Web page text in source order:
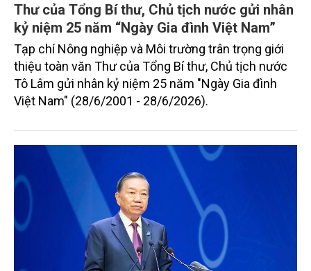
Thư của Tổng Bí thư, Chủ tịch nước gửi nhân
kỷ niệm 25 năm “Ngày Gia đình Việt Nam”
Tạp chí Nông nghiệp và Môi trường trân trọng giới
thiệu toàn văn Thư của Tổng Bí thư, Chủ tịch nước
Tô Lâm gửi nhân kỷ niệm 25 năm "Ngày Gia đình
Việt Nam" (28/6/2001 - 28/6/2026).